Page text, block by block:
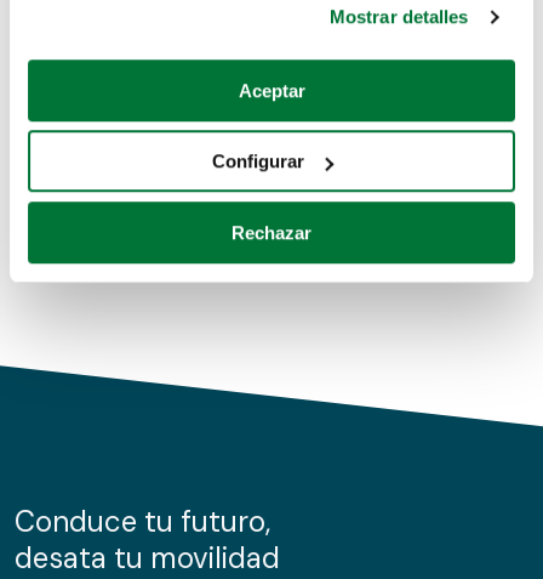
Si lo permite, también quisiéramos:
Recopilar información sobre su ubicación geográfica
Identificar su dispositivo analizándolo activamente
para buscar características específicas (huellas
Obtenga más información sobre cómo se procesan sus
de cookies.
información sobre el uso que haga del sitio web con
nuestros partners de redes sociales, publicidad y análisis
Mostrar detalles
Aceptar
Configurar
Rechazar
Coches de segunda mano
Coches de km0
Conduce tu futuro,
desata tu movilidad